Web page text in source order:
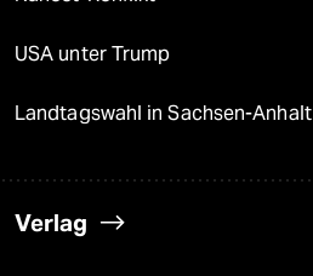
USA unter Trump
Landtagswahl in Sachsen-Anhalt
Verlag